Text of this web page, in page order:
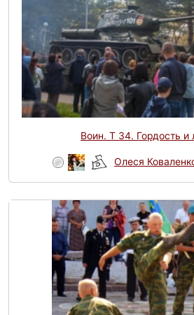
Воин. Т 34. Гордость и
Олеся